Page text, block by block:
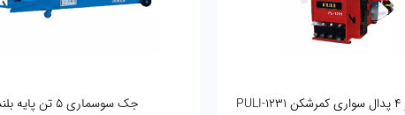
جک سوسماری ۵ تن پایه بلند